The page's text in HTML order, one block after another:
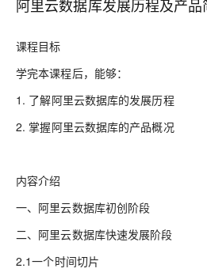
阿里云数据库发展历程及产品
课程目标
学完本课程后，能够：
1. 了解阿里云数据库的发展历程
2.掌握阿里云数据库的产品概况
内容介绍
一、阿里云数据库初创阶段
二、阿里云数据库快速发展阶段
2.1一个时间切片